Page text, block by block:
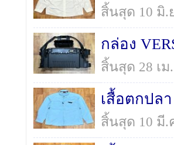
สิ้นสุด 10 มิ.
กล่อง
สิ้นสุด 28 เ
เสื้อตกปลา
สิ้นสุด 10 มี.